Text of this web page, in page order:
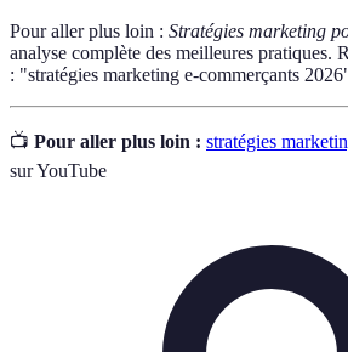
Pour aller plus loin : Stratégies marketing
analyse complète des meilleures pratiques.
: "stratégies marketing e-commerçants
📺 Pour aller plus loin : stratégies
sur YouTube